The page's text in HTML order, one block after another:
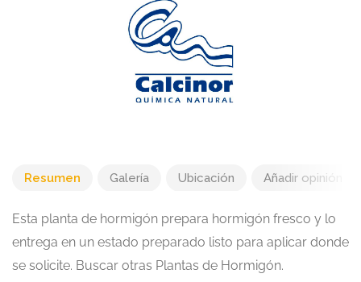
Resumen Galería Ubicación Añadir opinión
Esta planta de hormigón prepara hormigón fresco y lo
entrega en un estado preparado listo para aplicar donde
se solicite. Buscar otras Plantas de Hormigón.